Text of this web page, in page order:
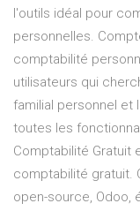
l'outils idéal pour
personnelles.
comptabilité
utilisateurs qui
familial personnel et
toutes les
Comptabilité Gratuit
comptabilité gratuit.
open-source, Odoo,